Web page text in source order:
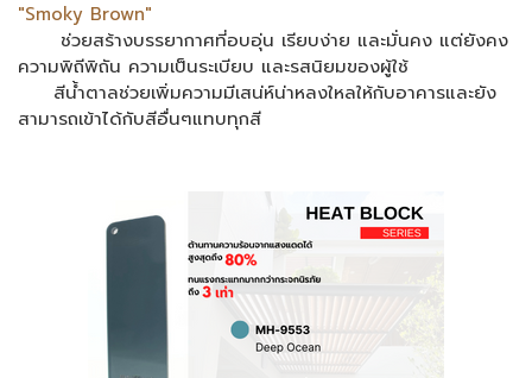
"Smoky Brown"
ช่วยสร้างบรรยากาศที่อบอุ่น เรียบง่าย และมั่นคง แต่ยังคง
ความพิถีพิถัน ความเป็นระเบียบ และรสนิยมของผู้ใช้
สีน้ำตาลช่วยเพิ่มความมีเสน่ห์น่าหลงใหลให้กับอาคารและยัง
สามารถเข้าได้กับสีอื่นๆแทบทุกสี